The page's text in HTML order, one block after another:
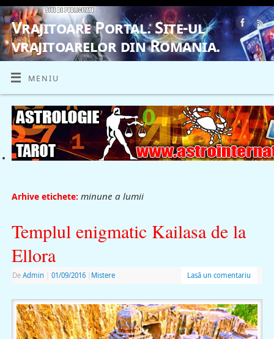
Vrajitoare Portal. Site-ul
vrajitoarelor din Romania.
VRAJITOARE, VRAJITOARELE, VRAJITOARE
MENIU
Arhive etichete: minune a lumii
Templul enigmatic Kailasa de la
Ellora
De Admin 01/09/2016 Mistere Lasă un comentariu